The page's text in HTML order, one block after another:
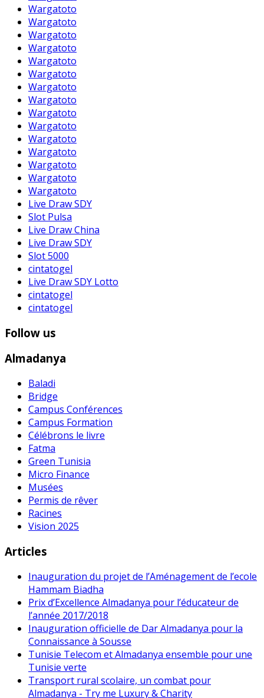
Wargatoto
Wargatoto
Wargatoto
Wargatoto
Wargatoto
Wargatoto
Wargatoto
Wargatoto
Wargatoto
Wargatoto
Wargatoto
Wargatoto
Wargatoto
Wargatoto
Wargatoto
Live Draw SDY
Slot Pulsa
Live Draw China
Live Draw SDY
Slot 5000
cintatogel
Live Draw SDY Lotto
cintatogel
cintatogel
Follow us
Almadanya
Baladi
Bridge
Campus Conférences
Campus Formation
Célébrons le livre
Fatma
Green Tunisia
Micro Finance
Musées
Permis de rêver
Racines
Vision 2025
Articles
Inauguration du projet de l’Aménagement de l’ecole
Hammam Biadha
Prix d’Excellence Almadanya pour l’éducateur de
l’année 2017/2018
Inauguration officielle de Dar Almadanya pour la
Connaissance à Sousse
Tunisie Telecom et Almadanya ensemble pour une
Tunisie verte
Transport rural scolaire, un combat pour
Almadanya - Try me Luxury & Charity